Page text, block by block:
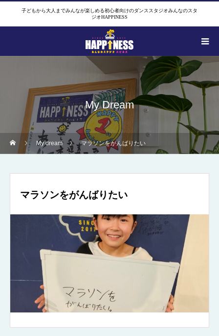
子どもから大人までみんなが楽しめる初心者向けのダンススタジオみんなのスタ
ジオHAPPINESS
My Dream
My dream マラソンをがんばりたい
マラソンをがんばりたい